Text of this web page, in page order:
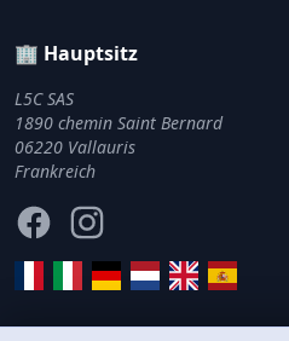
🏢 Hauptsitz
L5C SAS
1890 chemin Saint Bernard
06220 Vallauris
Frankreich
FacebookInstagram